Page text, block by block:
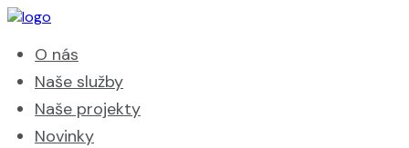
O nás
Naše služby
Naše projekty
Novinky